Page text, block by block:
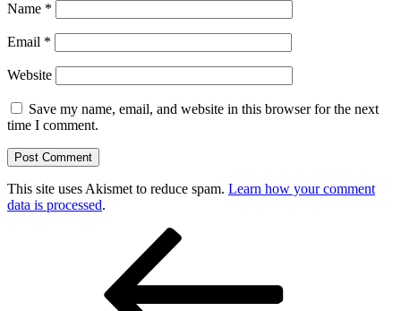
Name *
Email *
Website
Save my name, email, and website in this browser for the next
time I comment.
This site uses Akismet to reduce spam. Learn how your comment
data is processed.